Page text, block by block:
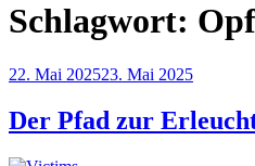
Schlagwort:
Veröffentlicht
22. Mai 202523. Mai 2025
Der Pfad zur